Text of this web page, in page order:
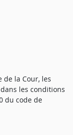
la Cour, les
les conditions
du code de